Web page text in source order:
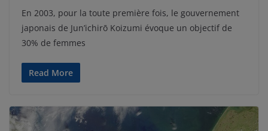
En 2003, pour la toute première fois, le gouvernement
japonais de Jun’ichirō Koizumi évoque un objectif de
30% de femmes
Read More